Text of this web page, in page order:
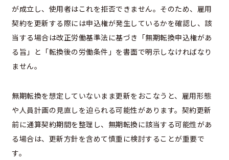
が成立し、使用者はこれを拒否できません。そのため、雇用
契約を更新する際には申込権が発生しているかを確認し、該
当する場合は改正労働基準法に基づき「無期転換申込権があ
る旨」と「転換後の労働条件」を書面で明示しなければなり
ません。
無期転換を想定していないまま更新をおこなうと、雇用形態
や人員計画の見直しを迫られる可能性があります。契約更新
前に通算契約期間を整理し、無期転換に該当する可能性があ
る場合は、更新方針を含めて慎重に検討することが重要で
す。